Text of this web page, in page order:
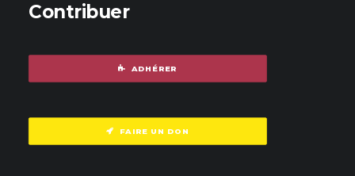
Contribuer
ADHÉRER
FAIRE UN DON